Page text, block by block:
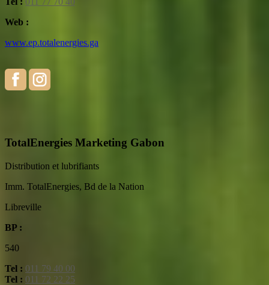
Web :
www.ep.totalenergies.ga
TotalEnergies Marketing Gabon
Distribution et lubrifiants
Imm. TotalEnergies, Bd de la Nation
Libreville
BP :
540
Tel : 011 79 40 00
Tel : 011 72 22 25